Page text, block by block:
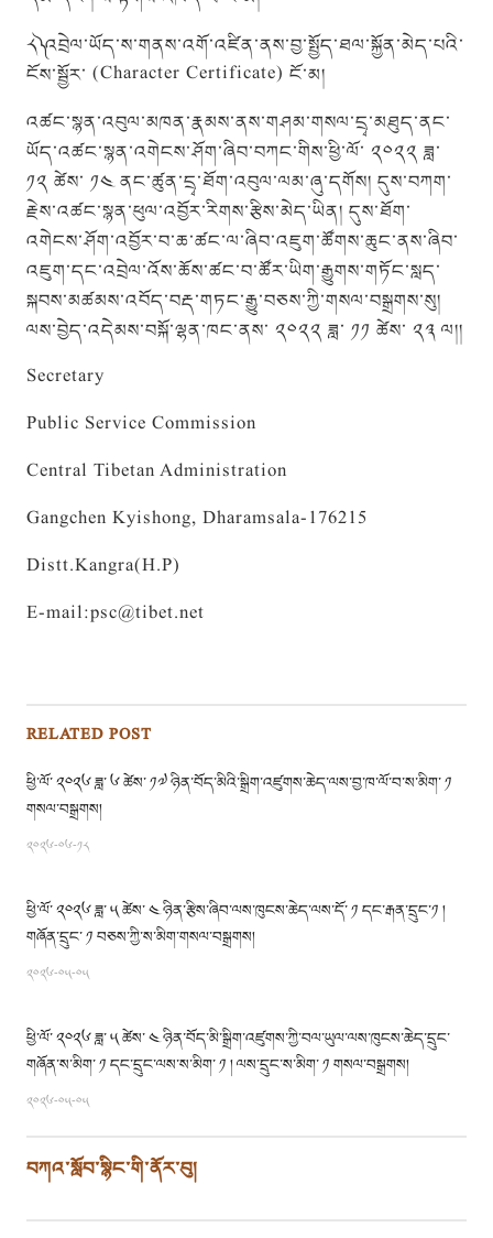
༨༽ འབྲེལ་ཡོད་ས་གནས་འགོ་འཛིན་ནས་བྱ་སྤྱོད་ཐལ་སྐྱོན་མེད་པའི་
ངོས་སྦྱོར་ (Character Certificate) ངོ་མ།
འཚང་སྙན་འབུལ་མཁན་རྣམས་ནས་གཤམ་གསལ་དྲྭ་མཐུད་ནང་
ཡོད་འཚང་སྙན་འགེངས་ཤོག་ཞིབ་བཀང་གིས་ཕྱི་ལོ་ ༢༠༢༢ ཟླ་
༡༢ ཚེས་ ༡༤ ནང་ཚུན་དྲྭ་ཐོག་འབུལ་ལམ་ཞུ་དགོས། དུས་བཀག་
རྗེས་འཚང་སྙན་ཕུལ་འབྱོར་རིགས་རྩིས་མེད་ཡིན། དུས་ཐོག་
འགེངས་ཤོག་འབྱོར་བ་ཆ་ཚང་ལ་ཞིབ་འཇུག་ཚོགས་ཆུང་ནས་ཞིབ་
འཇུག་དང་འབྲེལ་འོས་ཆོས་ཚང་བ་ཚོར་ཡིག་རྒྱུགས་གཏོང་སླད་
སྐབས་མཚམས་འབོད་བརྡ་གཏང་རྒྱུ་བཅས་ཀྱི་གསལ་བསྒྲགས་སུ།
ལས་བྱེད་འདེམས་བསྐོ་ལྷན་ཁང་ནས་ ༢༠༢༢ ཟླ་ ༡༡ ཚེས་ ༢༣ ལ།།
Secretary
Public Service Commission
Central Tibetan Administration
Gangchen Kyishong, Dharamsala-176215
Distt.Kangra(H.P)
E-mail:psc@tibet.net
RELATED POST
ཕྱི་ལོ་ ༢༠༢༦ ཟླ་ ༦ ཚེས་ ༡༧ ཉིན་བོད་མིའི་སྒྲིག་འཛུགས་ཆེད་ལས་བྱ་ཁ་ལོ་བ་ས་མིག་ ༡
གསལ་བསྒྲགས།
༢༠༢༦-༠༦-༡༨
ཕྱི་ལོ་ ༢༠༢༦ ཟླ་ ༥ ཚེས་ ༤ ཉིན་རྩིས་ཞིབ་ལས་ཁུངས་ཆེད་ལས་དོ་ ༡ དང་རྒན་དྲུང་༡ །
གཞོན་དྲུང་ ༡ བཅས་ཀྱི་ས་མིག་གསལ་བསྒྲགས།
༢༠༢༦-༠༥-༠༥
ཕྱི་ལོ་ ༢༠༢༦ ཟླ་ ༥ ཚེས་ ༤ ཉིན་བོད་མི་སྒྲིག་འཛུགས་ཀྱི་བལ་ཡུལ་ལས་ཁུངས་ཆེད་དྲུང་
གཞོན་ས་མིག་ ༡ དང་དྲུང་ལས་ས་མིག་ ༡ ། ལས་དྲུང་ས་མིག་ ༡ གསལ་བསྒྲགས།
༢༠༢༦-༠༥-༠༥
བཀའ་སློབ་སྙིང་གི་ནོར་བུ།